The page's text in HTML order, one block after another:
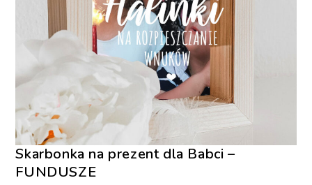
Skarbonka na prezent dla Babci –
FUNDUSZE